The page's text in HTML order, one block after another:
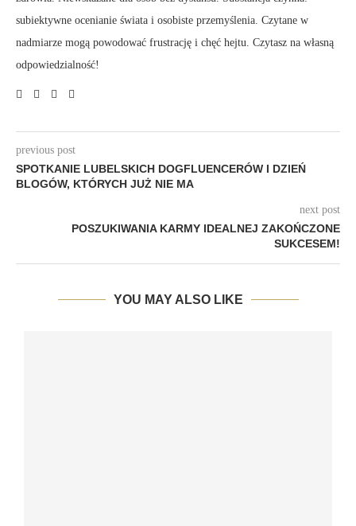
subiektywne ocenianie świata i osobiste przemyślenia. Czytane w
nadmiarze mogą powodować frustrację i chęć hejtu. Czytasz na własną
odpowiedzialność!
previous post
SPOTKANIE LUBELSKICH DOGFLUENCERÓW I DZIEŃ
BLOGÓW, KTÓRYCH JUŻ NIE MA
next post
POSZUKIWANIA KARMY IDEALNEJ ZAKOŃCZONE
SUKCESEM!
YOU MAY ALSO LIKE